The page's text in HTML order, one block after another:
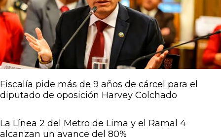
Fiscalía pide más de 9 años de cárcel para el
diputado de oposición Harvey Colchado
La Línea 2 del Metro de Lima y el Ramal 4
alcanzan un avance del 80%